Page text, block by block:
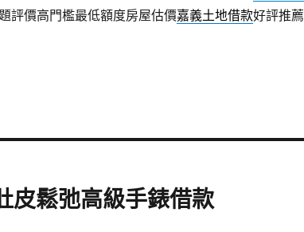
評價高門檻最低額度房屋估價嘉義土地借款好評推薦
皮鬆弛高級手錶借款